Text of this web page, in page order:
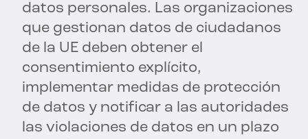
datos personales. Las organizaciones
que gestionan datos de ciudadanos
de la UE deben obtener el
consentimiento explícito,
implementar medidas de protección
de datos y notificar a las autoridades
las violaciones de datos en un plazo